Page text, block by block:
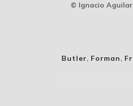
© Ignacio
Butler, Forman,